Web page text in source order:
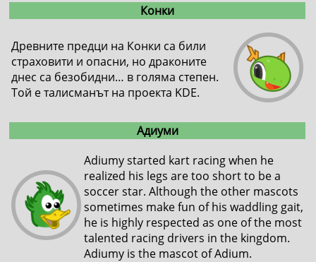
Конки
Древните предци на Конки са били
страховити и опасни, но драконите
днес са безобидни… в голяма степен.
Той е талисманът на проекта KDE.
Адиуми
Adiumy started kart racing when he
realized his legs are too short to be a
soccer star. Although the other mascots
sometimes make fun of his waddling gait,
he is highly respected as one of the most
talented racing drivers in the kingdom.
Adiumy is the mascot of Adium.